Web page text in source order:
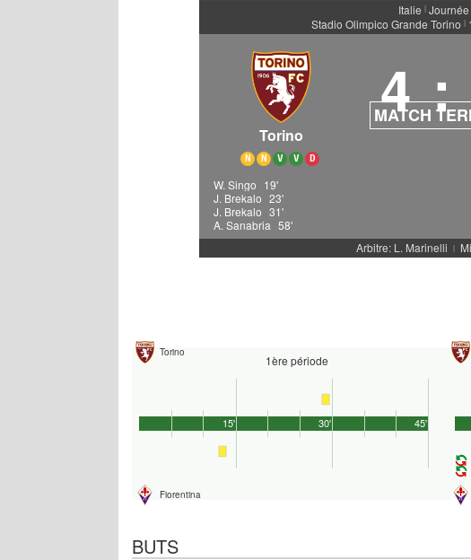
Italie | Journée
Stadio Olimpico Grande Torino |
Torino
N N V V D
4 :
MATCH
W. Singo 19'
J. Brekalo 23'
J. Brekalo 31'
A. Sanabria 58'
Arbitre: L. Marinelli
|
Torino
1ère période
Fiorentina
45'
15' 30'
BUTS